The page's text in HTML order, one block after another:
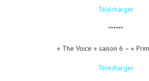
Télécharger
******
« The Voice » saison 6 – «
Télécharger